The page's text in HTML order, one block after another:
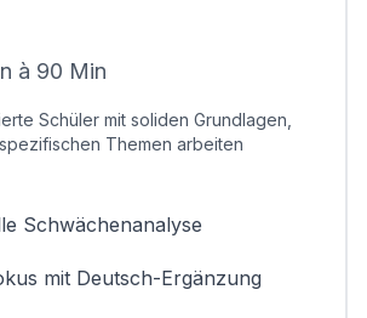
à 90 Min
Schüler mit soliden Grundlagen,
Themen arbeiten
Schwächenanalyse
mit Deutsch-Ergänzung